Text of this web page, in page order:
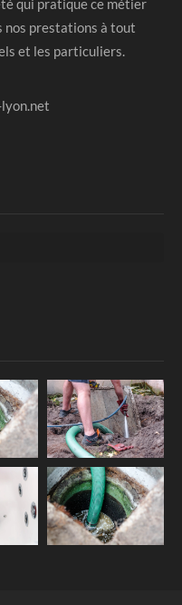
qui pratique ce métier
nos prestations à tout
et les particuliers.